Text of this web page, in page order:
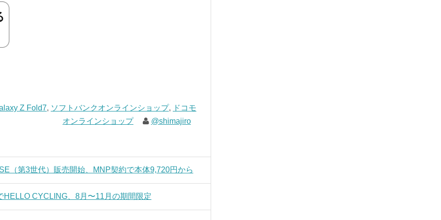
Z Fold7, ソフトバンクオンラインショップ, ドコモ
オンラインショップ
@shimajiro
（第3世代）販売開始、MNP契約で本体9,720円から
CYCLING、8月〜11月の期間限定